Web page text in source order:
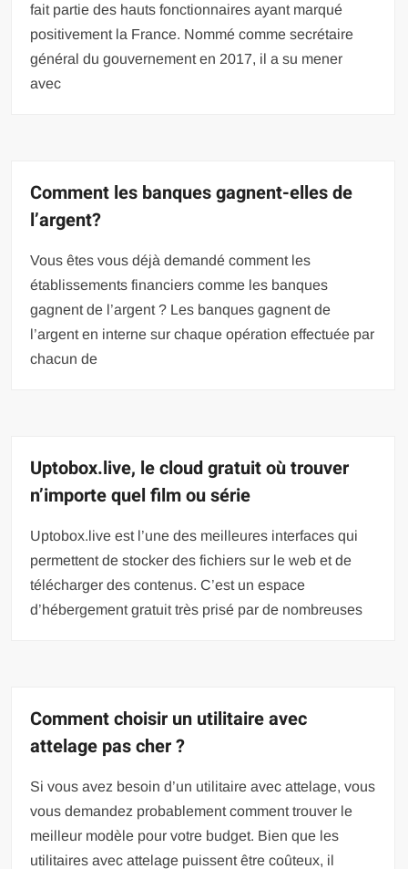
fait partie des hauts fonctionnaires ayant marqué
positivement la France. Nommé comme secrétaire
général du gouvernement en 2017, il a su mener
avec
Comment les banques gagnent-elles de
l’argent?
Vous êtes vous déjà demandé comment les
établissements financiers comme les banques
gagnent de l’argent ? Les banques gagnent de
l’argent en interne sur chaque opération effectuée par
chacun de
Uptobox.live, le cloud gratuit où trouver
n’importe quel film ou série
Uptobox.live est l’une des meilleures interfaces qui
permettent de stocker des fichiers sur le web et de
télécharger des contenus. C’est un espace
d’hébergement gratuit très prisé par de nombreuses
Comment choisir un utilitaire avec
attelage pas cher ?
Si vous avez besoin d’un utilitaire avec attelage, vous
vous demandez probablement comment trouver le
meilleur modèle pour votre budget. Bien que les
utilitaires avec attelage puissent être coûteux, il